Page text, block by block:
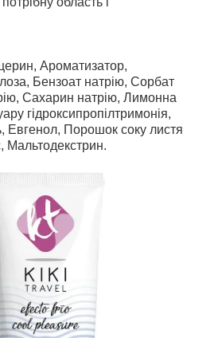
Ароматизатор,
Бензоат натрію, Сорбат
Сахарин натрію, Лимонна
гідроксипропілтримонія,
Евгенол, Порошок соку листя
Мальтодекстрин.